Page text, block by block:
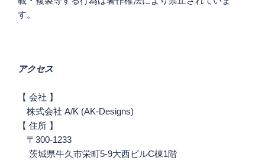
す。
アクセス
【 会社 】
株式会社 A/K (AK-Designs)
【 住所 】
〒300-1233
茨城県牛久市栄町5-9大西ビルC棟1階